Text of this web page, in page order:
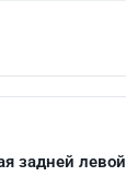
задней левой